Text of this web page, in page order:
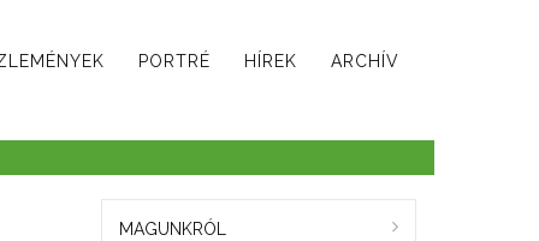
PORTRÉ HÍREK ARCHÍV
MAGUNKRÓL